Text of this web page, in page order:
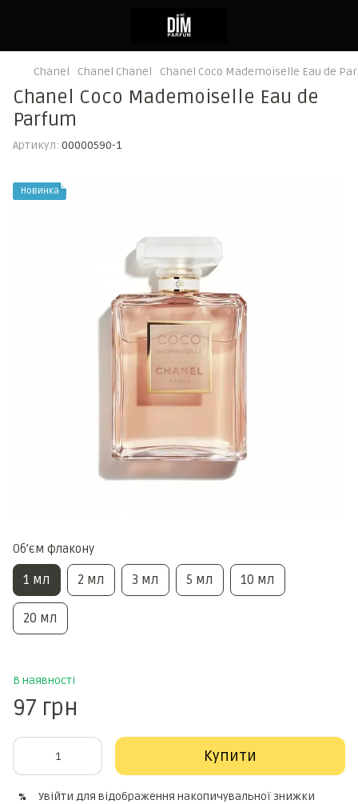
Chanel Chanel Chanel Chanel Coco Mademoiselle Eau de
Chanel Coco Mademoiselle Eau de
Parfum
Артикул: 00000590-1
Новинка
Обʼєм флакону
1 мл 2 мл 3 мл 5 мл 10 мл
20 мл
В наявності
97 грн
Купити
% Увійти для відображення накопичувальної знижки